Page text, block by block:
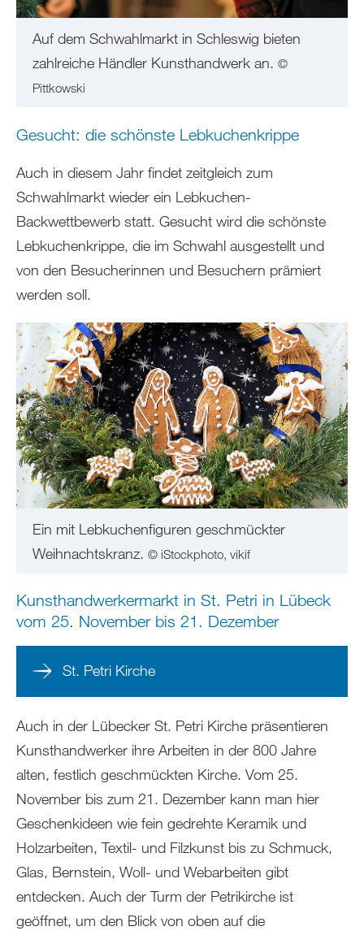
Auf dem Schwahlmarkt in Schleswig bieten
zahlreiche Händler Kunsthandwerk an. ©
Pittkowski
Gesucht: die schönste Lebkuchenkrippe
Auch in diesem Jahr findet zeitgleich zum
Schwahlmarkt wieder ein Lebkuchen-
Backwettbewerb statt. Gesucht wird die schönste
Lebkuchenkrippe, die im Schwahl ausgestellt und
von den Besucherinnen und Besuchern prämiert
werden soll.
Ein mit Lebkuchenfiguren geschmückter
Weihnachtskranz. © iStockphoto, vikif
Kunsthandwerkermarkt in St. Petri in Lübeck
vom 25. November bis 21. Dezember
St. Petri Kirche
Auch in der Lübecker St. Petri Kirche präsentieren
Kunsthandwerker ihre Arbeiten in der 800 Jahre
alten, festlich geschmückten Kirche. Vom 25.
November bis zum 21. Dezember kann man hier
Geschenkideen wie fein gedrehte Keramik und
Holzarbeiten, Textil- und Filzkunst bis zu Schmuck,
Glas, Bernstein, Woll- und Webarbeiten gibt
entdecken. Auch der Turm der Petrikirche ist
geöffnet, um den Blick von oben auf die